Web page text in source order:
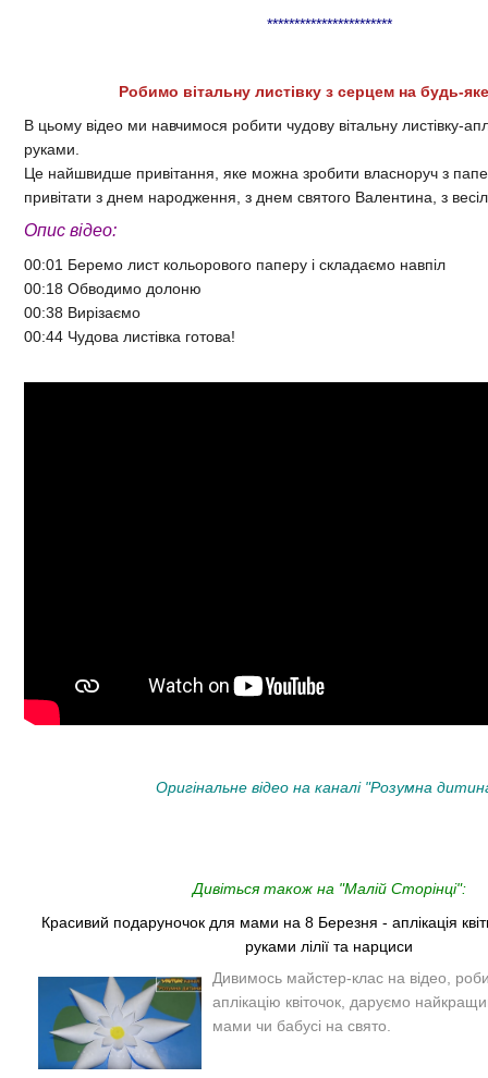
***********************
Робимо вітальну листівку з серцем на будь-
В цьому відео ми навчимося робити чудову вітальну листівку-
руками.
Це найшвидше привітання, яке можна зробити власноруч з
привітати з днем народження, з днем святого Валентина, з
Опис відео:
00:01 Беремо лист кольорового паперу і складаємо навпіл
00:18 Обводимо долоню
00:38 Вирізаємо
00:44 Чудова листівка готова!
Оригінальне відео на каналі "Розумна
Дивіться також на "Малій Сторінці":
Красивий подаруночок для мами на 8 Березня - аплікація
руками лілії та нарциси
Дивимось майстер-клас на відео,
аплікацію квіточок, даруємо
мами чи бабусі на свято.